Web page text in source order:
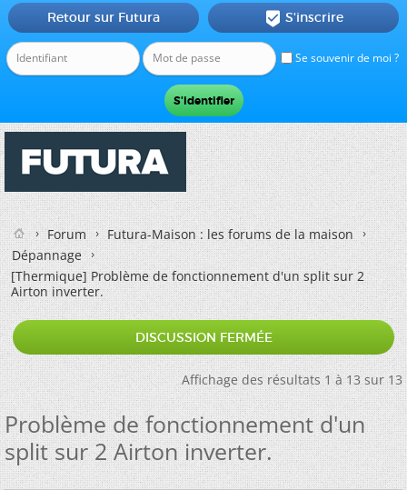
Se souvenir de moi ?
Retour sur Futura  S'inscrire
Forum
Futura-Maison : les forums de la maison
Dépannage
[Thermique]Problème de fonctionnement d'un split sur 2
Airton inverter.
DISCUSSION FERMÉE
Affichage des résultats 1 à 13 sur 13
Problème de fonctionnement d'un
split sur 2 Airton inverter.